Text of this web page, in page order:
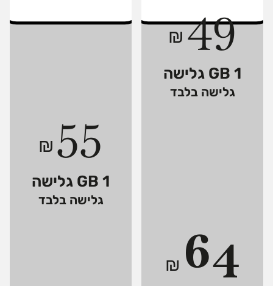
49
₪
1 GB גלישה
גלישה בלבד
64
₪
55
₪
1 GB גלישה
גלישה בלבד